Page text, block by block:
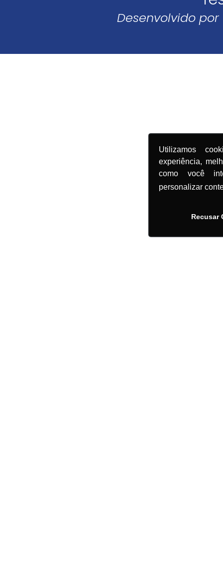
Utilizamos
experiência,
como você
personalizar
Recusar
Desenvolvido por